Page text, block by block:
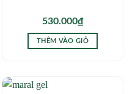
530.000₫
THÊM VÀO GIỎ